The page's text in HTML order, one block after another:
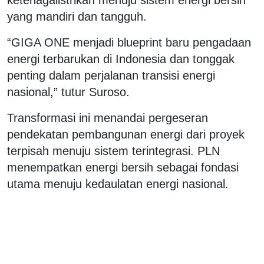
yang mandiri dan tangguh.
“GIGA ONE menjadi blueprint baru pengadaan
energi terbarukan di Indonesia dan tonggak
penting dalam perjalanan transisi energi
nasional,” tutur Suroso.
Transformasi ini menandai pergeseran
pendekatan pembangunan energi dari proyek
terpisah menuju sistem terintegrasi. PLN
menempatkan energi bersih sebagai fondasi
utama menuju kedaulatan energi nasional.